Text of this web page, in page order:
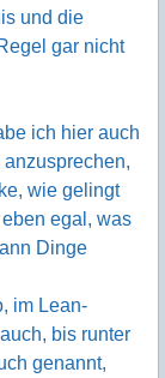
und die
gar nicht
ich hier auch
wie gelingt
egal, was
Dinge
im Lean-
bis runter
genannt,